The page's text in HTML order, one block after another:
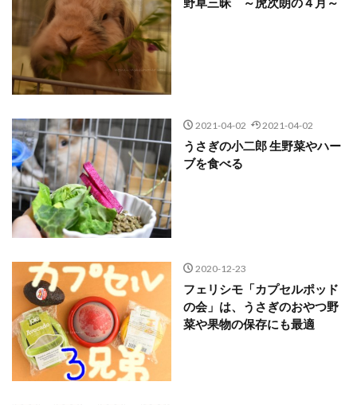
2021-04-02 2021-04-02
うさぎの小二郎 生野菜やハー
ブを食べる
2020-12-23
フェリシモ「カプセルポッド
の会」は、うさぎのおやつ野
菜や果物の保存にも最適